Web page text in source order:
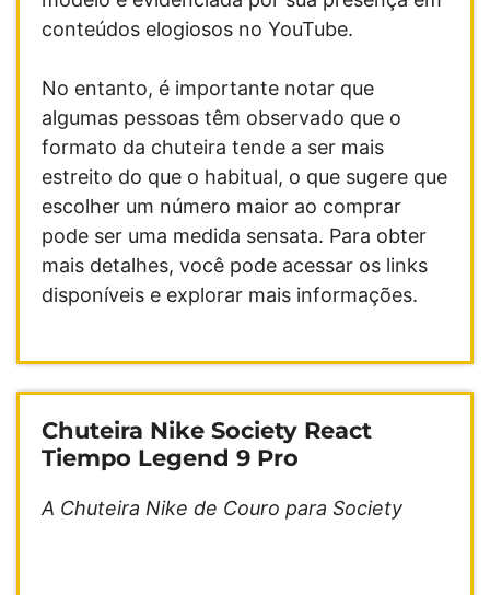
conteúdos elogiosos no YouTube.
No entanto, é importante notar que
algumas pessoas têm observado que o
formato da chuteira tende a ser mais
estreito do que o habitual, o que sugere que
escolher um número maior ao comprar
pode ser uma medida sensata. Para obter
mais detalhes, você pode acessar os links
disponíveis e explorar mais informações.
Chuteira Nike Society React
Tiempo Legend 9 Pro
A Chuteira Nike de Couro para Society